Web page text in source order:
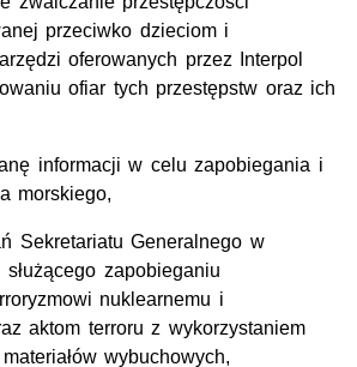
przeciwko dzieciom i
oferowanych przez Interpol
ofiar tych przestępstw oraz ich
informacji w celu zapobiegania i
morskiego,
Sekretariatu Generalnego w
zapobieganiu
nuklearnemu i
aktom terroru z wykorzystaniem
wybuchowych,